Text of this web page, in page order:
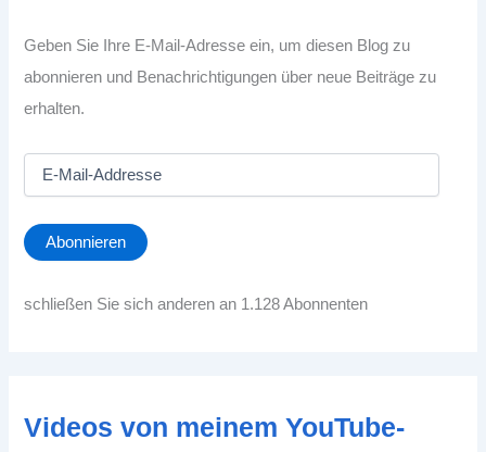
Geben Sie Ihre E-Mail-Adresse ein, um diesen Blog zu
abonnieren und Benachrichtigungen über neue Beiträge zu
erhalten.
a
i
A
s
Abonnieren
schließen Sie sich anderen an 1.128 Abonnenten
Videos von meinem YouTube-